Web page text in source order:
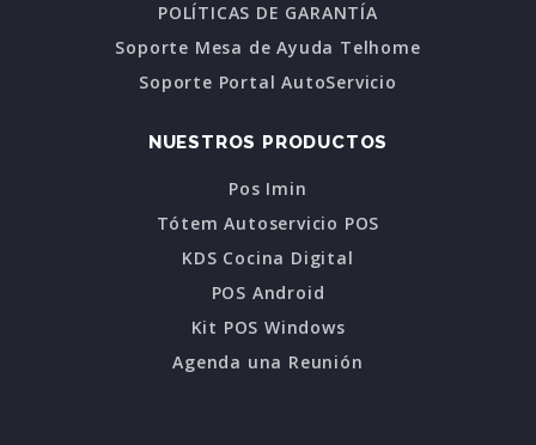
POLÍTICAS DE GARANTÍA
Soporte Mesa de Ayuda Telhome
Soporte Portal AutoServicio
NUESTROS PRODUCTOS
Pos Imin
Tótem Autoservicio POS
KDS Cocina Digital
POS Android
Kit POS Windows
Agenda una Reunión